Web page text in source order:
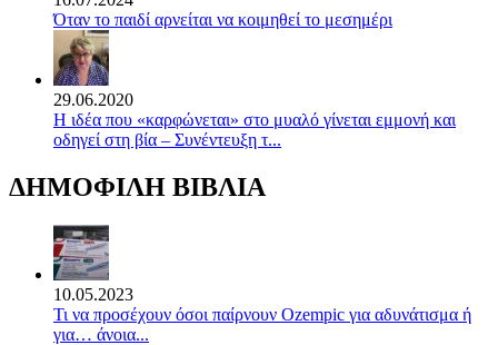
Όταν το παιδί αρνείται να κοιμηθεί το μεσημέρι
29.06.2020
Η ιδέα που «καρφώνεται» στο μυαλό γίνεται εμμονή και
οδηγεί στη βία – Συνέντευξη τ...
ΔΗΜΟΦΙΛΗ ΒΙΒΛΙΑ
10.05.2023
Τι να προσέχουν όσοι παίρνουν Ozempic για αδυνάτισμα ή
για… άνοια...